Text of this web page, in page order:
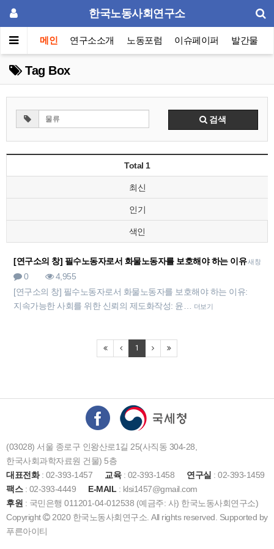
한국노동사회연구소
메인 연구소소개 노동포럼 이슈페이퍼 발간물
Tag Box
검색
Total 1
최신
인기
색인
새창
[연구소의 창] 필수노동자로서 화물노동자를 보호해야 하는 이유
0
4,955
[연구소의 창] 필수노동자로서 화물노동자를 보호해야 하는 이유:
지속가능한 사회를 위한 신뢰의 제도화작성: 윤…
더보기
1
(03028) 서울 종로구 인왕산로1길 25(사직동 304-28,
한국사회과학자료원 건물) 5층
대표전화: 02-393-1457 교육: 02-393-1458 연구실 : 02-393-1459
팩스: 02-393-4449 E-MAIL : klsi1457@gmail.com
후원 : 국민은행 011201-04-012538 (예금주: 사) 한국노동사회연구소)
Copyright
2020 한국노동사회연구소. All rights reserved. Supported by
푸른아이티